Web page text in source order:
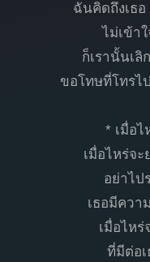
ฉันคิดถึงเธอ
ไม่เข้า
ก็เรานั้นเ
ขอโทษที่โทรไ
* เมื่อไ
เมื่อไหร่จ
อย่าไป
เธอมีควา
เมื่อไห
ที่มีต่อ